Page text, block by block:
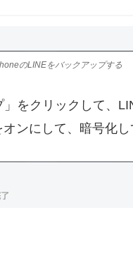
のLINEをバックアップする
をクリックして、
ンにして、暗号化し